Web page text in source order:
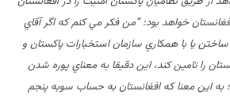
خواهد بود: “من فکر مي کنم که اگر آقاي
يا با همکاري سازمان استخبارات پاکستان و
را تامين کند، اين دقيقا به معناي پوره شدن
اين معنا که افغانستان به حساب سوبه پنجم